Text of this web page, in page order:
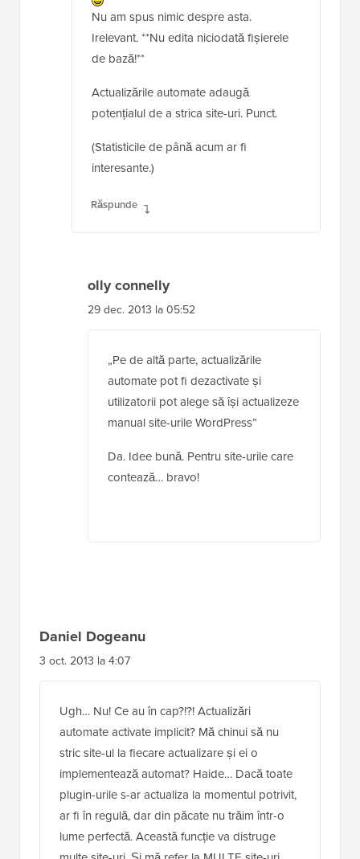
Nu am spus nimic despre asta.
Irelevant. **Nu edita niciodată fișierele
de bază!**
Actualizările automate adaugă
potențialul de a strica site-uri. Punct.
(Statisticile de până acum ar fi
interesante.)
Răspunde
olly connelly
29 dec. 2013 la 05:52
„Pe de altă parte, actualizările
automate pot fi dezactivate și
utilizatorii pot alege să își actualizeze
manual site-urile WordPress”
Da. Idee bună. Pentru site-urile care
contează… bravo!
Daniel Dogeanu
3 oct. 2013 la 4:07
Ugh… Nu! Ce au în cap?!?! Actualizări
automate activate implicit? Mă chinui să nu
stric site-ul la fiecare actualizare și ei o
implementează automat? Haide… Dacă toate
plugin-urile s-ar actualiza la momentul potrivit,
ar fi în regulă, dar din păcate nu trăim într-o
lume perfectă. Această funcție va distruge